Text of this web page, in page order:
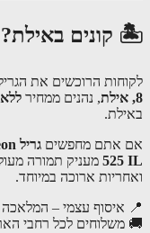
באילת?
הרוכשים את הגריל
, נהנים ממחירללא
אתם מחפשיםגריל Napoleon ללא מע"מ באילת
מעניק תמורה מעולה
ארוכה במיוחד.
עצמי – המלאכה 8, אילת
לכל רחבי הארץ